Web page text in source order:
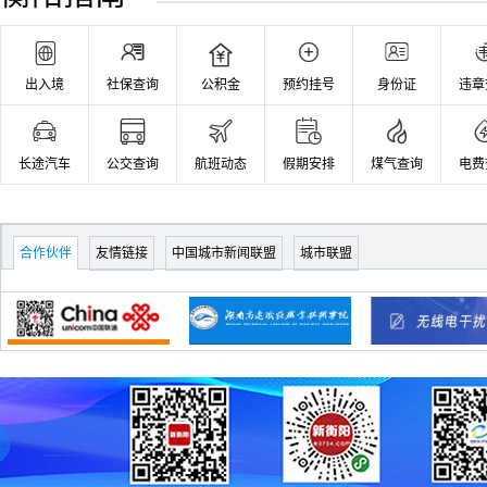
产品有效果？
除醛产品点评，新
手建议收藏
旧换新国补完整攻
略：入口直达、手
机电脑空调苹果品
优惠叠加省钱与常
见问题解答
2026除醛实操指
南：新房急住、母
婴居室、新车、已
北京10大律师事务
所深度解读从排名
看行业趋势
北京10大律师事务
新升级｜服务项
方咨询热线一览
2026年8月权威发
方售后服务中心地
址与联系电话完整
讯播报：亨得利同
城售后服务全新更
新，官方专线启
用、多城直营门店
出行路线全梳理
点直击：亨得利钟
表售后信息全新勘
误，官方电话紧急
启用与线下门店地

出入境

社保查询

公积金

预约挂号

身份证 违

长途汽车

公交查询

航班动态

假期安排

煤气查询 电
合作伙伴 友情链接 中国城市新闻联盟 城市联盟